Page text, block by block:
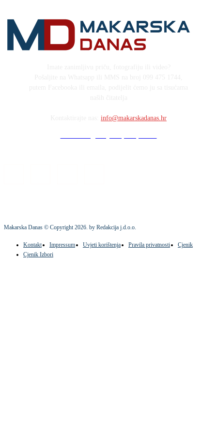
info@makarskadanas.hr
Makarska Danas © Copyright2026. by Redakcija j.d.o.o.
Kontakt Impressum Uvjeti korištenja Pravila privatnosti
Cjenik
Cjenik Izbori